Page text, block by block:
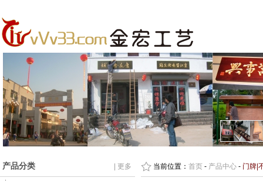
产品分类 | 更多 当前位置： 首页 - 产品中心 - 门牌|